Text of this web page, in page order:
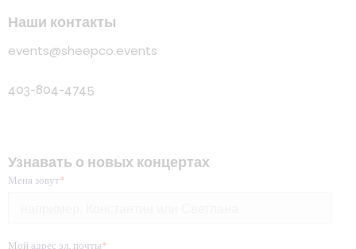
Наши контакты
events@sheepco.events
403-804-4745
Узнавать о новых концертах